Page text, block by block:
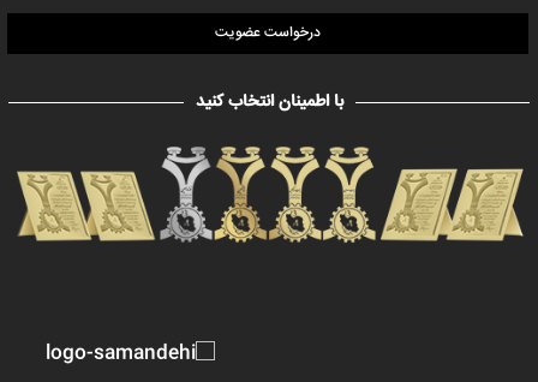
درخواست عضویت
با اطمینان انتخاب کنید